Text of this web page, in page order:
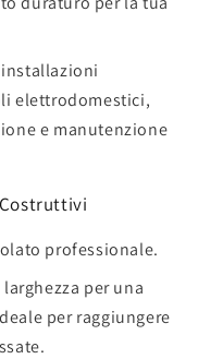
elettrodomestici,
e manutenzione
professionale.
per una
per raggiungere